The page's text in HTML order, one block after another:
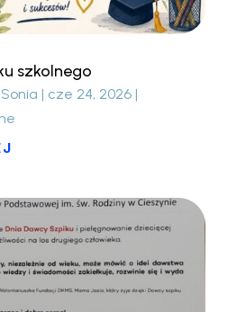
szkolnego
Sonia | cze 24, 2026|